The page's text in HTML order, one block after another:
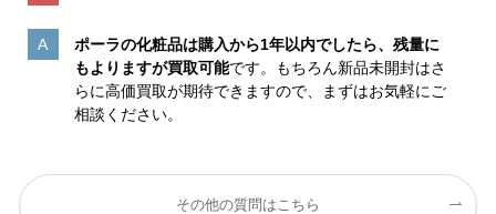
ポーラの化粧品は購入から1年以内でしたら、残量に
もよりますが買取可能です。もちろん新品未開封はさ
らに高価買取が期待できますので、まずはお気軽にご
相談ください。
その他の質問はこちら